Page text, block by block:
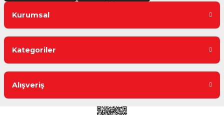
Kurumsal
Kategoriler
Alışveriş